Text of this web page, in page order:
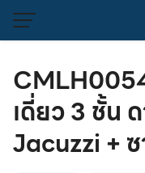
เดี่ยว 3 ชั้น
Jacuzzi +